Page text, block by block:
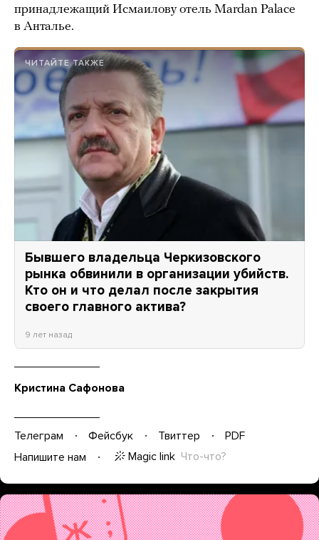
принадлежащий Исмаилову отель Mardan Palace
в Анталье.
ЧИТАЙТЕ ТАКЖЕ
Бывшего владельца Черкизовского
рынка обвинили в организации убийств.
Кто он и что делал после закрытия
своего главного актива?
9 лет назад
Кристина Сафонова
Телеграм Фейсбук Твиттер
PDF
Напишите нам
Magic link Что-что?